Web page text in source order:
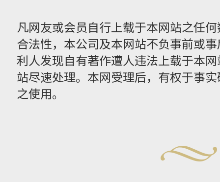
凡网友或会员自行上载于本网站之任
合法性，本公司及本网站不负事前或
利人发现自有著作遭人违法上载于本
站尽速处理。本网受理后，有权于事
之使用。